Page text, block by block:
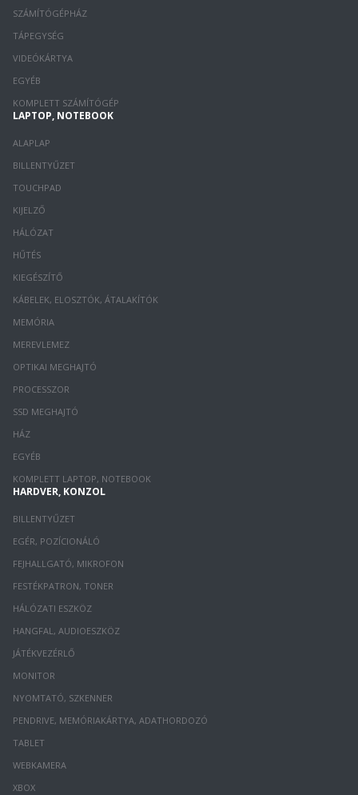
SZÁMÍTÓGÉPHÁZ
TÁPEGYSÉG
VIDEÓKÁRTYA
EGYÉB
KOMPLETT SZÁMÍTÓGÉP
LAPTOP, NOTEBOOK
ALAPLAP
BILLENTYŰZET
TOUCHPAD
KIJELZŐ
HÁLÓZAT
HŰTÉS
KIEGÉSZÍTŐ
KÁBELEK, ELOSZTÓK, ÁTALAKÍTÓK
MEMÓRIA
MEREVLEMEZ
OPTIKAI MEGHAJTÓ
PROCESSZOR
SSD MEGHAJTÓ
HÁZ
EGYÉB
KOMPLETT LAPTOP, NOTEBOOK
HARDVER, KONZOL
BILLENTYŰZET
EGÉR, POZÍCIONÁLÓ
FEJHALLGATÓ, MIKROFON
FESTÉKPATRON, TONER
HÁLÓZATI ESZKÖZ
HANGFAL, AUDIOESZKÖZ
JÁTÉKVEZÉRLŐ
MONITOR
NYOMTATÓ, SZKENNER
PENDRIVE, MEMÓRIAKÁRTYA, ADATHORDOZÓ
TABLET
WEBKAMERA
XBOX